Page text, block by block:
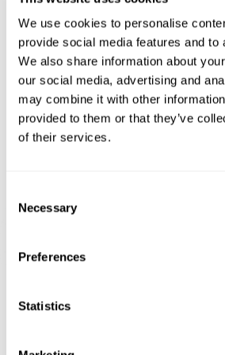
We use cookies to personalise
provide social media features and to
We also share information about
our social media, advertising and
may combine it with other
provided to them or that they’ve
of their services.
Selection
Necessary
Preferences
Statistics
Estimular de manera consistente nuestras
ayudar a crear nuevas sinapsis, y a que
se reorganicen y mejoren las funciones
Ranaventuras se busca estimular
la estimación y la inhibición.
1ª SEMANA
Proyección gráfica orientativa de las
capacidades cognitivas?